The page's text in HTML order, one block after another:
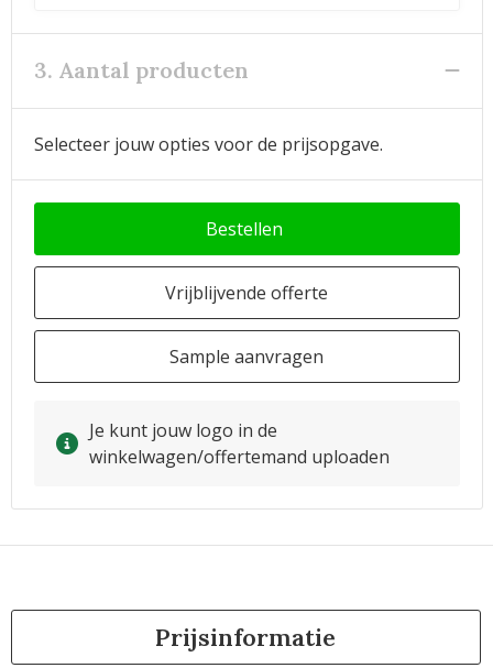
3. Aantal producten
Selecteer jouw opties voor de prijsopgave.
Bestellen
Vrijblijvende offerte
Sample aanvragen
Je kunt jouw logo in de
winkelwagen/offertemand uploaden
Prijsinformatie